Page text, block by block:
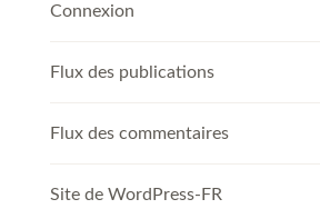
Connexion
Flux des publications
Flux des commentaires
Site de WordPress-FR